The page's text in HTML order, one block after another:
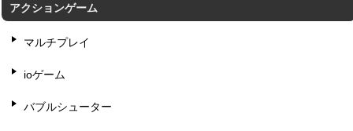
アクションゲーム
マルチプレイ
ioゲーム
バブルシューター